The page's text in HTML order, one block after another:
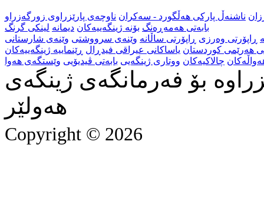
ناشنەڵ پارکی هەڵگورد - سەکران ناوچەی پارێزراوی زورگەزراو
بابەتی هەمەڕەنگ بۆنە ژینگەییەکان دیمانە لینکی گرنگ
ڕاپۆرتی وەرزی ڕاپۆرتی ساڵانە وێنەی سرووشتی وێنەی شارستانی
هەرێمی کوردستان یاساکانی عیراقی فیدڕال ڕێنماییە ژینگەییەکان
چالاکیەکان ووتاری ژینگەیی بابەتی ڤیدیۆیی وێستگەی هەوا
بۆ فەرمانگەی ژینگەی
هەولێر
Copyright © 2026